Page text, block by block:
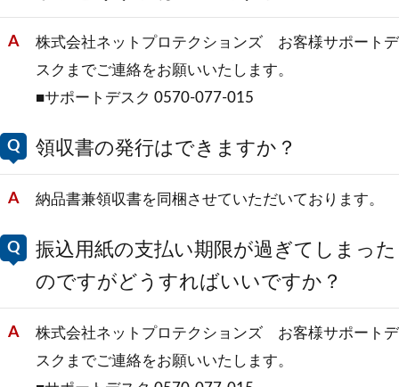
株式会社ネットプロテクションズ お客様サポートデ
スクまでご連絡をお願いいたします。
■サポートデスク 0570-077-015
領収書の発行はできますか？
納品書兼領収書を同梱させていただいております。
振込用紙の支払い期限が過ぎてしまった
のですがどうすればいいですか？
株式会社ネットプロテクションズ お客様サポートデ
スクまでご連絡をお願いいたします。